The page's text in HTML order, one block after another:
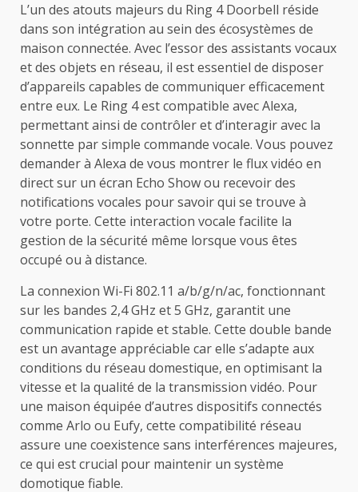
L’un des atouts majeurs du Ring 4 Doorbell réside
dans son intégration au sein des écosystèmes de
maison connectée. Avec l’essor des assistants vocaux
et des objets en réseau, il est essentiel de disposer
d’appareils capables de communiquer efficacement
entre eux. Le Ring 4 est compatible avec Alexa,
permettant ainsi de contrôler et d’interagir avec la
sonnette par simple commande vocale. Vous pouvez
demander à Alexa de vous montrer le flux vidéo en
direct sur un écran Echo Show ou recevoir des
notifications vocales pour savoir qui se trouve à
votre porte. Cette interaction vocale facilite la
gestion de la sécurité même lorsque vous êtes
occupé ou à distance.
La connexion Wi-Fi 802.11 a/b/g/n/ac, fonctionnant
sur les bandes 2,4 GHz et 5 GHz, garantit une
communication rapide et stable. Cette double bande
est un avantage appréciable car elle s’adapte aux
conditions du réseau domestique, en optimisant la
vitesse et la qualité de la transmission vidéo. Pour
une maison équipée d’autres dispositifs connectés
comme Arlo ou Eufy, cette compatibilité réseau
assure une coexistence sans interférences majeures,
ce qui est crucial pour maintenir un système
domotique fiable.